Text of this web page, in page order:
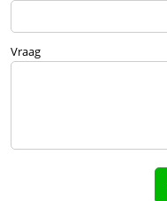
Vraag